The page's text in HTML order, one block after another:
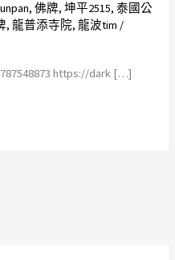
,佛牌,坤平2515,泰國公
,龍普添寺院,龍波tim /
https://dark […]